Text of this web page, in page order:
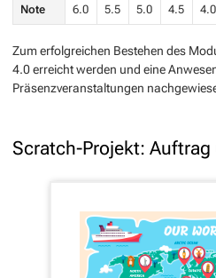
Note 6.0 5.5 5.0 4.5 4.0
Zum erfolgreichen Bestehen des
4.0 erreicht werden und eine
Präsenzveranstaltungen
Scratch-Projekt: